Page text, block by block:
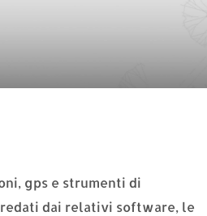
gps e strumenti di
dai relativi software, le